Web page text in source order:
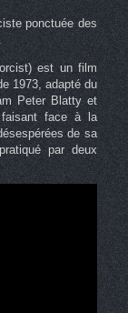
ponctuée des
est un film
1973, adapté du
Peter Blatty et
faisant face à la
de sa
par deux